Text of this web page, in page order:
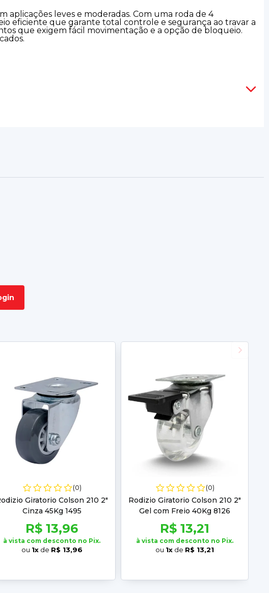
aplicações leves e moderadas. Com uma roda de 4
eficiente que garante total controle e segurança ao travar a
que exigem fácil movimentação e a opção de bloqueio.
(0)
Giratorio Colson 210 2"
Cinza 45Kg 1495
R$ 13,96
à vista com desconto no Pix.
ou 1xde R$ 13,96
(0)
Rodizio Giratorio Colson 210 2"
Gel com Freio 40Kg 8126
R$ 13,21
à vista com desconto no Pix.
ou 1x de R$ 13,21